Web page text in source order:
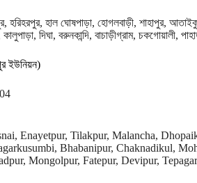
হরিহরপুর, হাল ঘোষপাড়া, হোগলবাড়ী, শাহাপুর,
দিঘা, বরুনকান্দি, বাচাড়ীগ্রাম, চকগোয়ালী,
ইউনিয়ন)
Enayetpur, Tilakpur, Malancha,
Bhabanipur, Chaknadikul,
Mongolpur, Fatepur, Devipur,